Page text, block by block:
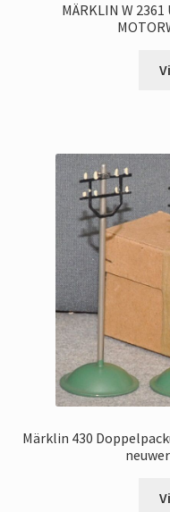
MÄRKLIN W
Märklin 430